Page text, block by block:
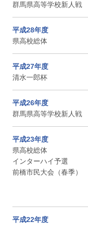
群馬県高等学校新人戦
平成28年度
県高校総体
平成27年度
清水一郎杯
平成26年度
群馬県高等学校新人戦
平成23年度
県高校総体
インターハイ予選
前橋市民大会（春季）
平成22年度